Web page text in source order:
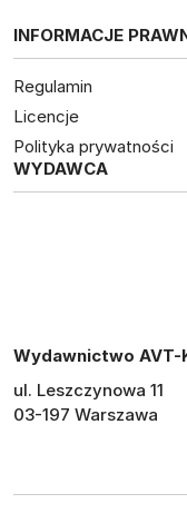
INFORMACJE
Regulamin
Licencje
Polityka prywatności
WYDAWCA
Wydawnictwo AVT-
ul. Leszczynowa 11
03-197 Warszawa